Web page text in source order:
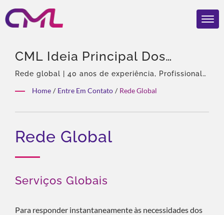
CML Ideia Principal Dos
Serviços Globais: Responder
Instantaneamente Às
Necessidades Dos Clientes. |
Certificadas Pela EMC, ISO
9001 E CE – Reconhecimento
Global Da CML
Rede global | 40 anos de experiência, Profissional
Home / Entre Em Contato / Rede Global
Rede Global
Serviços Globais
Para responder instantaneamente às necessidades dos